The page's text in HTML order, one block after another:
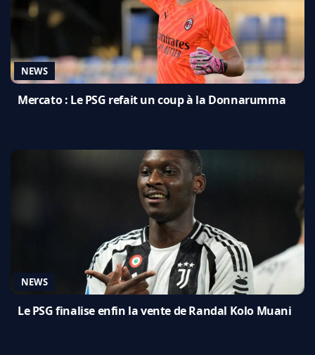
NEWS
Mercato : Le PSG refait un coup à la Donnarumma
NEWS
Le PSG finalise enfin la vente de Randal Kolo Muani